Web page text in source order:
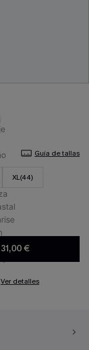
Guía de tallas
XL(44)
31,00 €
Ver detalles